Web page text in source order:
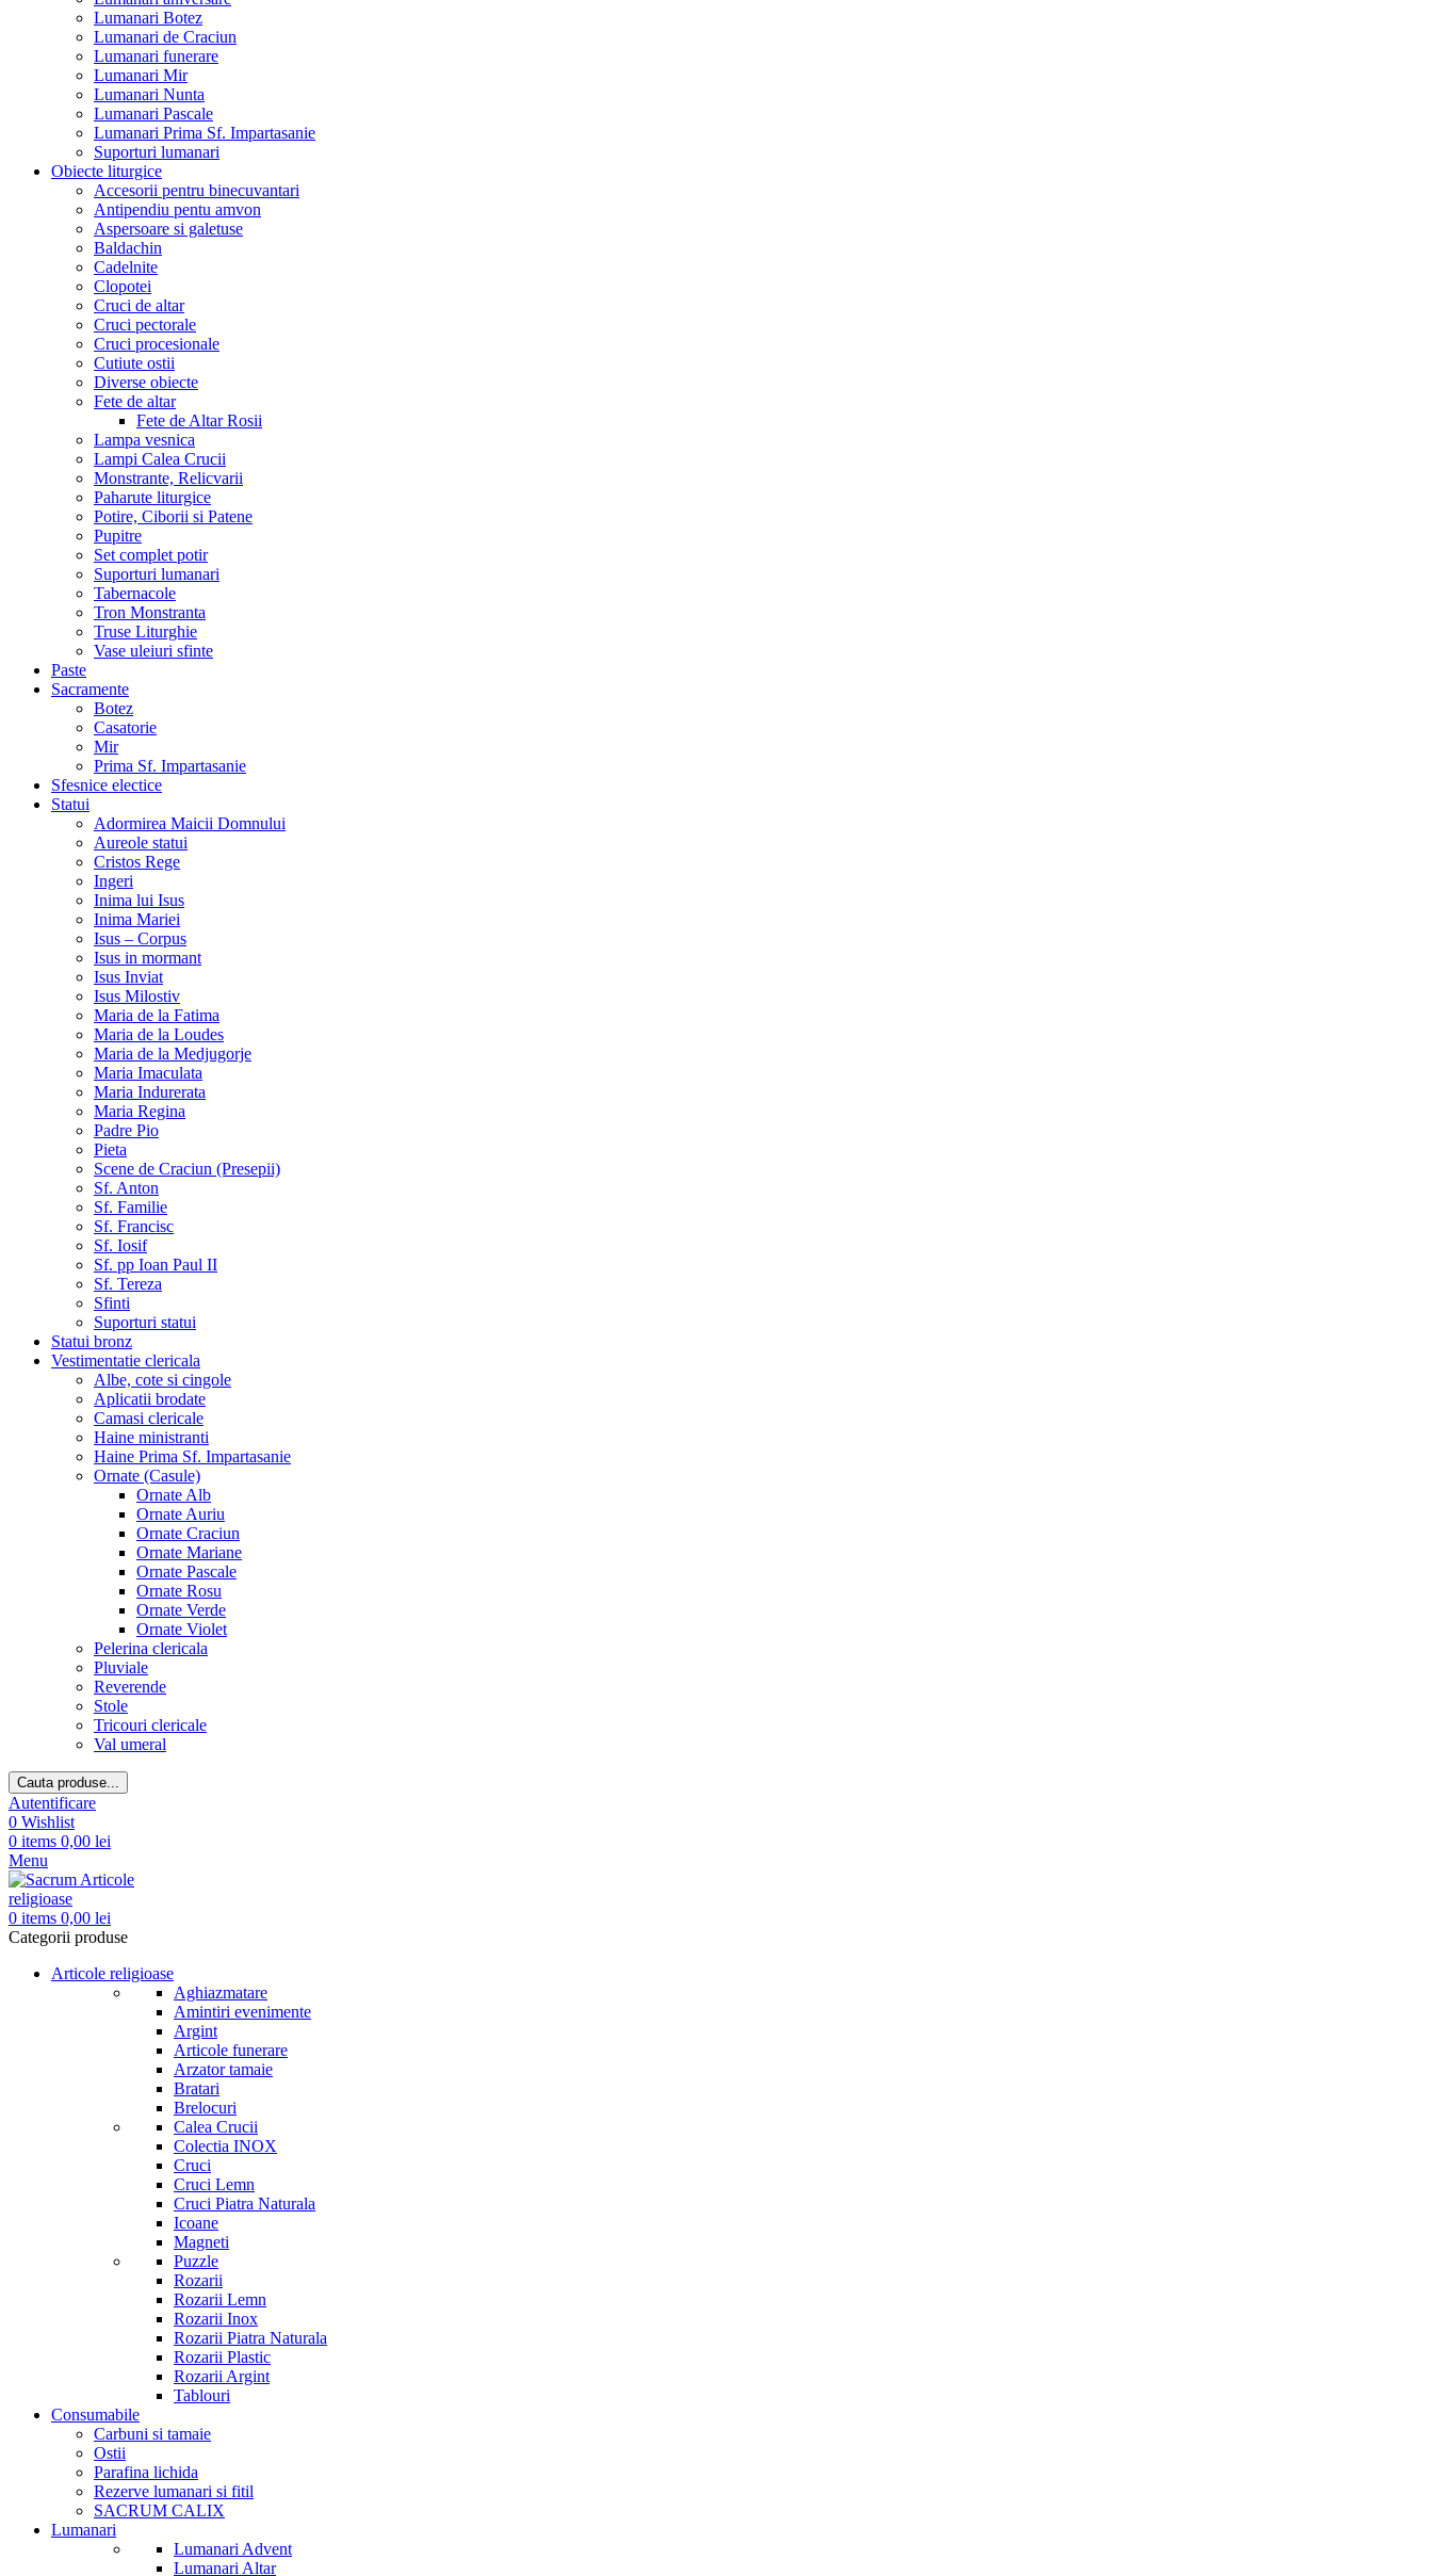
Lumanari Botez
Lumanari de Craciun
Lumanari funerare
Lumanari Mir
Lumanari Nunta
Lumanari Pascale
Lumanari Prima Sf. Impartasanie
Suporturi lumanari
Obiecte liturgice
Accesorii pentru binecuvantari
Antipendiu pentu amvon
Aspersoare si galetuse
Baldachin
Cadelnite
Clopotei
Cruci de altar
Cruci pectorale
Cruci procesionale
Cutiute ostii
Diverse obiecte
Fete de altar
Fete de Altar Rosii
Lampa vesnica
Lampi Calea Crucii
Monstrante, Relicvarii
Paharute liturgice
Potire, Ciborii si Patene
Pupitre
Set complet potir
Suporturi lumanari
Tabernacole
Tron Monstranta
Truse Liturghie
Vase uleiuri sfinte
Paste
Sacramente
Botez
Casatorie
Mir
Prima Sf. Impartasanie
Sfesnice electice
Statui
Adormirea Maicii Domnului
Aureole statui
Cristos Rege
Ingeri
Inima lui Isus
Inima Mariei
Isus – Corpus
Isus in mormant
Isus Inviat
Isus Milostiv
Maria de la Fatima
Maria de la Loudes
Maria de la Medjugorje
Maria Imaculata
Maria Indurerata
Maria Regina
Padre Pio
Pieta
Scene de Craciun (Presepii)
Sf. Anton
Sf. Familie
Sf. Francisc
Sf. Iosif
Sf. pp Ioan Paul II
Sf. Tereza
Sfinti
Suporturi statui
Statui bronz
Vestimentatie clericala
Albe, cote si cingole
Aplicatii brodate
Camasi clericale
Haine ministranti
Haine Prima Sf. Impartasanie
Ornate (Casule)
Ornate Alb
Ornate Auriu
Ornate Craciun
Ornate Mariane
Ornate Pascale
Ornate Rosu
Ornate Verde
Ornate Violet
Pelerina clericala
Pluviale
Reverende
Stole
Tricouri clericale
Val umeral
Cauta produse...
Autentificare
0 Wishlist
0 items 0,00 lei
Menu
0 items 0,00 lei
Categorii produse
Articole religioase
Aghiazmatare
Amintiri evenimente
Argint
Articole funerare
Arzator tamaie
Bratari
Brelocuri
Calea Crucii
Colectia INOX
Cruci
Cruci Lemn
Cruci Piatra Naturala
Icoane
Magneti
Puzzle
Rozarii
Rozarii Lemn
Rozarii Inox
Rozarii Piatra Naturala
Rozarii Plastic
Rozarii Argint
Tablouri
Consumabile
Carbuni si tamaie
Ostii
Parafina lichida
Rezerve lumanari si fitil
SACRUM CALIX
Lumanari
Lumanari Advent
Lumanari Altar